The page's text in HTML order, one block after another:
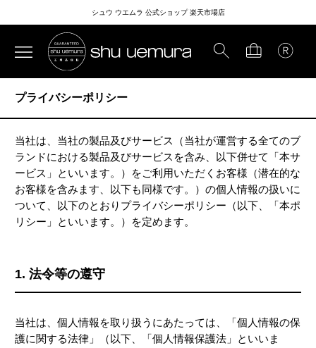
シュウ ウエムラ 公式ショップ 楽天市場店
プライバシーポリシー
当社は、当社の製品及びサービス（当社が運営する全てのブ
ランドにおける製品及びサービスを含み、以下併せて「本サ
ービス」といいます。）をご利用いただくお客様（潜在的な
お客様を含みます、以下も同様です。）の個人情報の扱いに
ついて、以下のとおりプライバシーポリシー（以下、「本ポ
リシー」といいます。）を定めます。
1. 法令等の遵守
当社は、個人情報を取り扱うにあたっては、「個人情報の保
護に関する法律」（以下、「個人情報保護法」といいま